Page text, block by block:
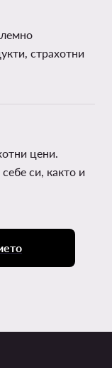
страхотни
цени.
си, както и